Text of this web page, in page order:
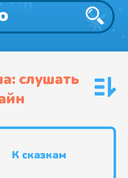
слушать
К сказкам